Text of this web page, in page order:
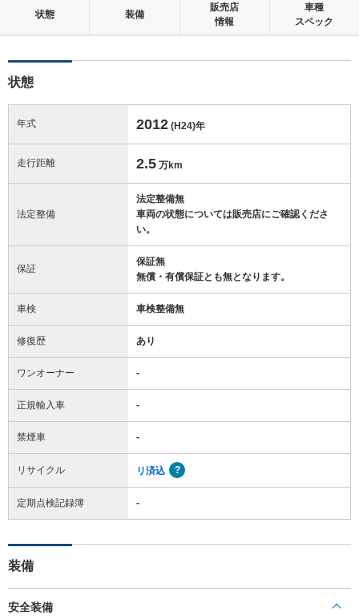
状態 装備
販売店
情報
車種
スペック
状態
年式 2012 (H24)年
走行距離 2.5 万km
法定整備
法定整備無
車両の状態については販売店にご確認くださ
い。
保証
保証無
無償・有償保証とも無となります。
車検 車検整備無
修復歴 あり
ワンオーナー -
正規輸入車 -
禁煙車 -
リサイクル リ済込
定期点検記録簿 -
装備
安全装備